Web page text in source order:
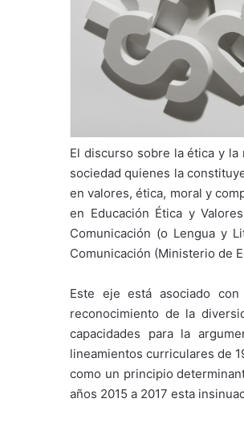
El discurso sobre la ética y
sociedad quienes la
en valores, ética, moral y
en Educación Ética y
Comunicación (o Lengua y
Comunicación (Ministerio de
Este eje está asociado
reconocimiento de la
capacidades para la
lineamientos curriculares de
como un principio
años 2015 a 2017 esta